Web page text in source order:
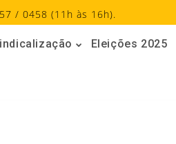
/ 0458 (11h às 16h).
Eleições 2025